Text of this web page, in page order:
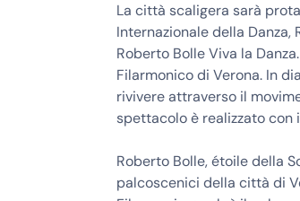
La città scaligera sarà
Internazionale della
Roberto Bolle Viva la
Filarmonico di Verona. In
rivivere attraverso il
spettacolo è realizzato con
Roberto Bolle, étoile della
palcoscenici della città di